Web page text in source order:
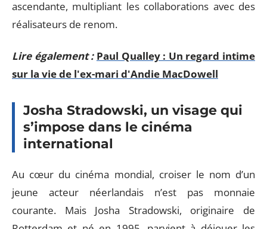
ascendante, multipliant les collaborations avec des
réalisateurs de renom.
Lire également : Paul Qualley : Un regard intime
sur la vie de l'ex-mari d'Andie MacDowell
Josha Stradowski, un visage qui
s’impose dans le cinéma
international
Au cœur du cinéma mondial, croiser le nom d’un
jeune acteur néerlandais n’est pas monnaie
courante. Mais Josha Stradowski, originaire de